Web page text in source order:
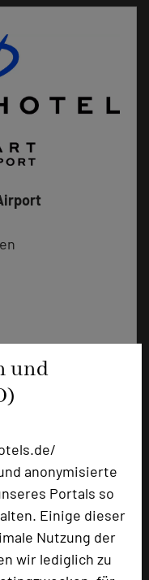
und
anonymisierte
Portals so
Einige dieser
Nutzung der
wir lediglich zu